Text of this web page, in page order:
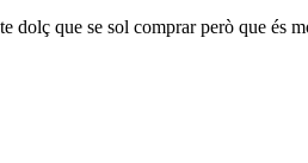
dolç que se sol comprar però que és